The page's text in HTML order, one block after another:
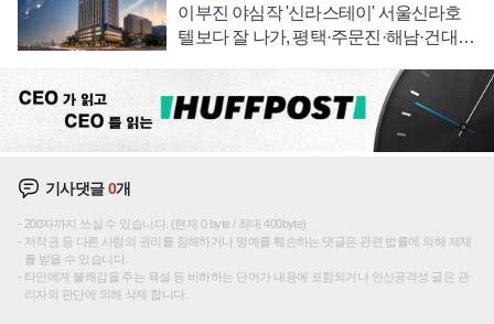
이부진 야심작 '신라스테이' 서울신라호
텔보다 잘 나가, 평택·주문진·해남·건대로
기사댓글0개
200자까지 쓰실 수 있습니다. (현재 0 byte / 최대 400byte)
저작권 등 다른 사람의 권리를 침해하거나 명예를 훼손하는 댓글은 관련 법률에 의해 제재
를 받을 수 있습니다.
타인에게 불쾌감을 주는 욕설 등 비하하는 단어가 내용에 포함되거나 인신공격성 글은 관
리자의 판단에 의해 삭제 합니다.